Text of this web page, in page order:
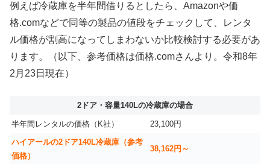
例えば冷蔵庫を半年間借りるとしたら、Amazonや価
格.comなどで同等の製品の値段をチェックして、レンタ
ル価格が割高になってしまわないか比較検討する必要があ
ります。（以下、参考価格は価格.comさんより。令和8年
2月23日現在）
2ドア・容量140Lの冷蔵庫の場合
半年間レンタルの価格（K社）
23,100円
ハイアールの2ドア140L冷蔵庫（参考
価格）
38,162円～